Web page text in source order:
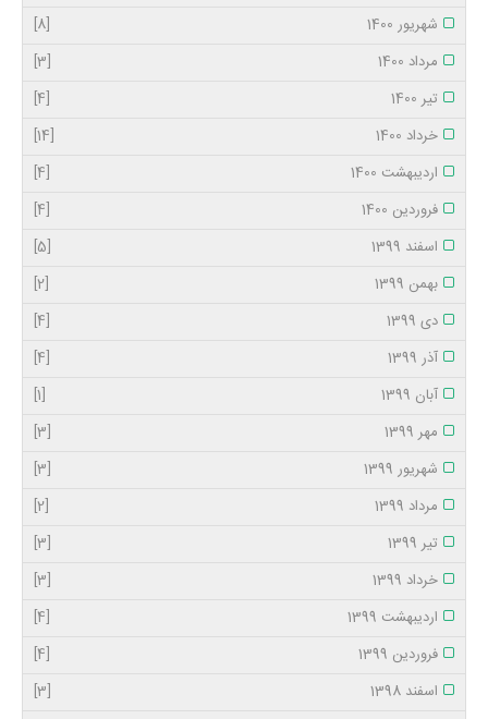
شهریور 1400
[8]
مرداد 1400
[3]
تیر 1400
[4]
خرداد 1400
[14]
اردیبهشت 1400
[4]
فروردین 1400
[4]
اسفند 1399
[5]
بهمن 1399
[2]
دی 1399
[4]
آذر 1399
[4]
آبان 1399
[1]
مهر 1399
[3]
شهریور 1399
[3]
مرداد 1399
[2]
تیر 1399
[3]
خرداد 1399
[3]
اردیبهشت 1399
[4]
فروردین 1399
[4]
اسفند 1398
[3]